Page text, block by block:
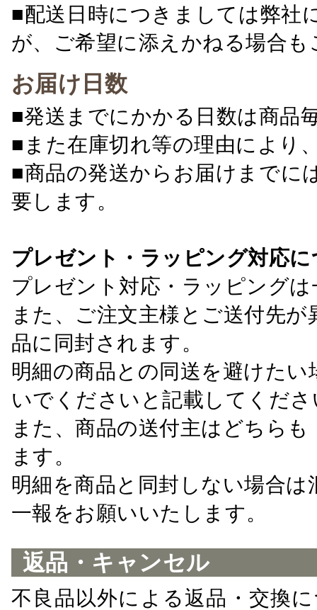
■配送日時につきましては弊社
が、ご希望に添えかねる場合
お届け日数
■発送までにかかる日数は商品
■また在庫切れ等の理由により
■商品の発送からお届けまでに
要します。
プレゼント・ラッピング対応
プレゼント対応・ラッピング
また、ご注文主様とご送付先
品に同封されます。
明細の商品との同送を避けた
いでくださいと記載してくださ
また、商品の送付主はどちら
ます。
明細を商品と同封しない場合
一報をお願いいたします。
返品・キャンセル
不良品以外による返品・交換